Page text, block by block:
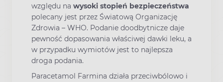
względu na wysoki stopień bezpieczeństwa
polecany jest przez Światową Organizację
Zdrowia – WHO. Podanie doodbytnicze daje
pewność dopasowania właściwej dawki leku, a
w przypadku wymiotów jest to najlepsza
droga podania.
Paracetamol Farmina działa przeciwbólowo i